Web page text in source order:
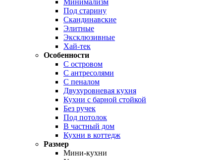
Минимализм
Под старину
Скандинавские
Элитные
Эксклюзивные
Хай-тек
Особенности
С островом
С антресолями
С пеналом
Двухуровневая кухня
Кухни с барной стойкой
Без ручек
Под потолок
В частный дом
Кухни в коттедж
Размер
Мини-кухни